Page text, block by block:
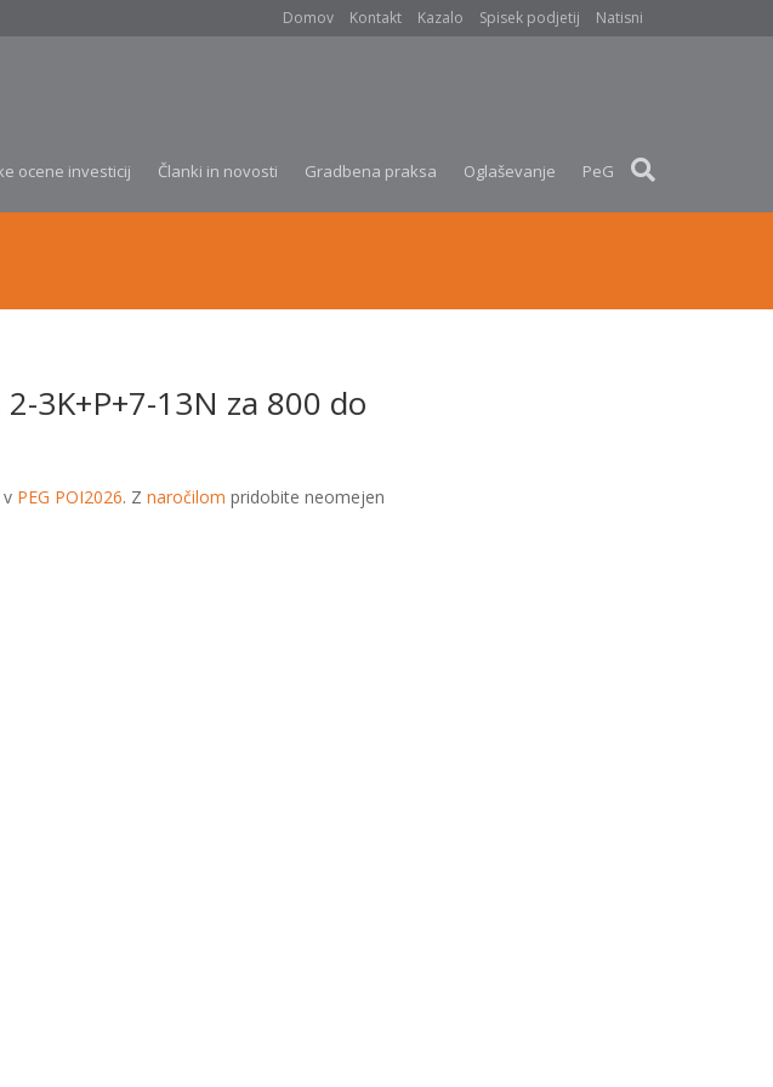
Domov Kontakt Kazalo Spisek podjetij Natisni
ocene investicij Članki in novosti Gradbena praksa Oglaševanje PeG
3K+P+7-13N za 800 do
PEG POI2026. Z naročilom pridobite neomejen